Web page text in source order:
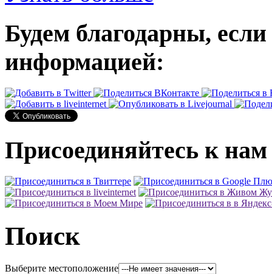
Будем благодарны,
информацией:
Присоединяйтесь к нам
Поиск
Выберите местоположение